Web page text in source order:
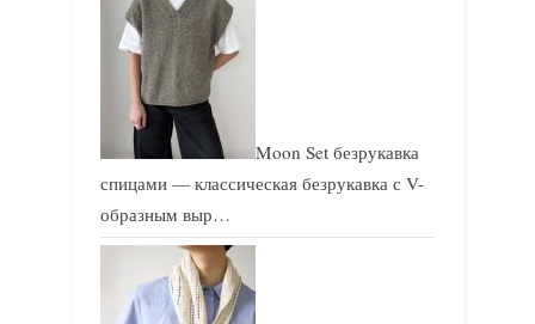
Moon Set безрукавка
спицами — классическая безрукавка с V-
образным выр…